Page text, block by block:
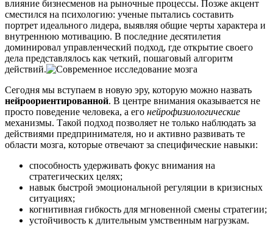
влияние бизнесменов на рыночные процессы. Позже акцент
сместился на психологию: ученые пытались составить
портрет идеального лидера, выявляя общие черты характера и
внутреннюю мотивацию. В последние десятилетия
доминировал управленческий подход, где открытие своего
дела представлялось как четкий, пошаговый алгоритм
действий.
Сегодня мы вступаем в новую эру, которую можно назвать
нейроориентированной. В центре внимания оказывается не
просто поведение человека, а его нейрофизиологические
механизмы. Такой подход позволяет не только наблюдать за
действиями предпринимателя, но и активно развивать те
области мозга, которые отвечают за специфические навыки:
способность удерживать фокус внимания на
стратегических целях;
навык быстрой эмоциональной регуляции в кризисных
ситуациях;
когнитивная гибкость для мгновенной смены стратегии;
устойчивость к длительным умственным нагрузкам.